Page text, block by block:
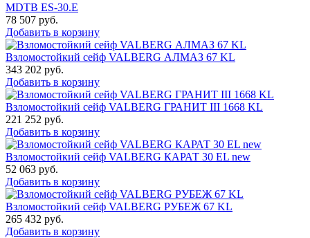
MDTB ES-30.Е
78 507 руб.
Добавить в корзину
Взломостойкий сейф VALBERG АЛМАЗ 67 KL
343 202 руб.
Добавить в корзину
Взломостойкий сейф VALBERG ГРАНИТ III 1668 KL
221 252 руб.
Добавить в корзину
Взломостойкий сейф VALBERG КАРАТ 30 EL new
52 063 руб.
Добавить в корзину
Взломостойкий сейф VALBERG РУБЕЖ 67 KL
265 432 руб.
Добавить в корзину